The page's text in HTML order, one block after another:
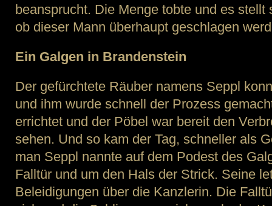
beansprucht. Die Menge tobte und es stellt
ob dieser Mann überhaupt geschlagen
Ein Galgen in Brandenstein
Der gefürchtete Räuber namens Seppl
und ihm wurde schnell der Prozess
errichtet und der Pöbel war bereit den
sehen. Und so kam der Tag, schneller als
man Seppl nannte auf dem Podest des
Falltür und um den Hals der Strick. Seine
Beleidigungen über die Kanzlerin. Die